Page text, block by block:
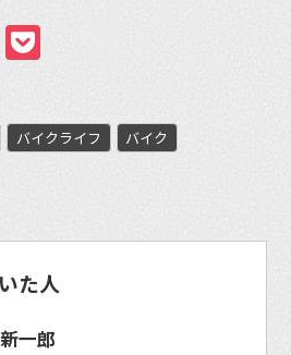
Line
バイクライフ
バイク
た人
一郎